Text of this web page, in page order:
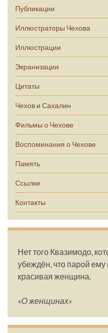
Публикации
Иллюстраторы Чехова
Иллюстрации
Экранизации
Цитаты
Чехов и Сахалин
Фильмы о Чехове
Воспоминания о Чехове
Память
Ссылки
Контакты
Нет того Квазимодо,
убеждён, что парой ему
красивая женщина.
«О женщинах»